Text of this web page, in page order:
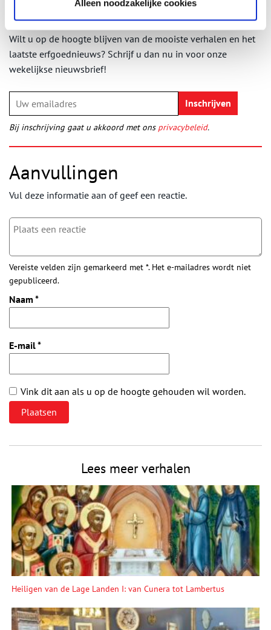
Alleen noodzakelijke cookies
Ontvang de nieuwsbrief
Wilt u op de hoogte blijven van de mooiste verhalen en het
laatste erfgoednieuws? Schrijf u dan nu in voor onze
wekelijkse nieuwsbrief!
Bij inschrijving gaat u akkoord met ons privacybeleid.
Aanvullingen
Vul deze informatie aan of geef een reactie.
Vereiste velden zijn gemarkeerd met *. Het e-mailadres wordt niet
gepubliceerd.
Naam *
E-mail*
Vink dit aan als u op de hoogte gehouden wil worden.
Lees meer verhalen
Heiligen van de Lage Landen I: van Cunera tot Lambertus